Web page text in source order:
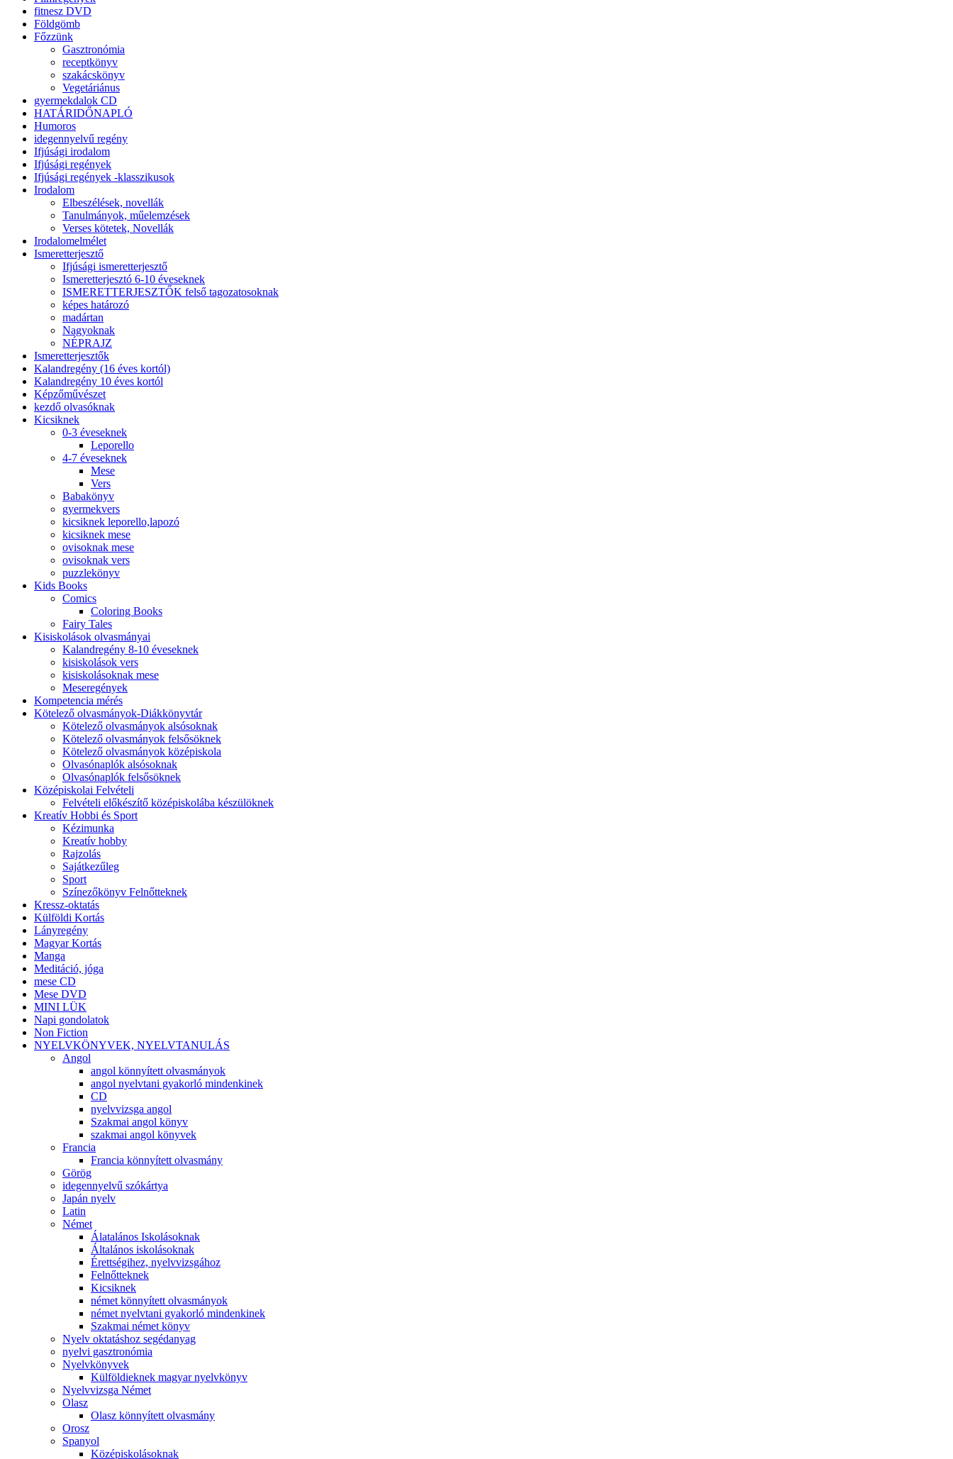
fitnesz DVD
Földgömb
Főzzünk
Gasztronómia
receptkönyv
szakácskönyv
Vegetáriánus
gyermekdalok CD
HATÁRIDŐNAPLÓ
Humoros
idegennyelvű regény
Ifjúsági irodalom
Ifjúsági regények
Ifjúsági regények -klasszikusok
Irodalom
Elbeszélések, novellák
Tanulmányok, műelemzések
Verses kötetek, Novellák
Irodalomelmélet
Ismeretterjesztő
Ifjúsági ismeretterjesztő
Ismeretterjesztó 6-10 éveseknek
ISMERETTERJESZTŐK felső tagozatosoknak
képes határozó
madártan
Nagyoknak
NÉPRAJZ
Ismeretterjesztők
Kalandregény (16 éves kortól)
Kalandregény 10 éves kortól
Képzőművészet
kezdő olvasóknak
Kicsiknek
0-3 éveseknek
Leporello
4-7 éveseknek
Mese
Vers
Babakönyv
gyermekvers
kicsiknek leporello,lapozó
kicsiknek mese
ovisoknak mese
ovisoknak vers
puzzlekönyv
Kids Books
Comics
Coloring Books
Fairy Tales
Kisiskolások olvasmányai
Kalandregény 8-10 éveseknek
kisiskolások vers
kisiskolásoknak mese
Meseregények
Kompetencia mérés
Kötelező olvasmányok-Diákkönyvtár
Kötelező olvasmányok alsósoknak
Kötelező olvasmányok felsősöknek
Kötelező olvasmányok középiskola
Olvasónaplók alsósoknak
Olvasónaplók felsősöknek
Középiskolai Felvételi
Felvételi előkészítő középiskolába készülöknek
Kreatív Hobbi és Sport
Kézimunka
Kreatív hobby
Rajzolás
Sajátkezűleg
Sport
Színezőkönyv Felnőtteknek
Kressz-oktatás
Külföldi Kortás
Lányregény
Magyar Kortás
Manga
Meditáció, jóga
mese CD
Mese DVD
MINI LÜK
Napi gondolatok
Non Fiction
NYELVKÖNYVEK, NYELVTANULÁS
Angol
angol könnyített olvasmányok
angol nyelvtani gyakorló mindenkinek
CD
nyelvvizsga angol
Szakmai angol könyv
szakmai angol könyvek
Francia
Francia könnyített olvasmány
Görög
idegennyelvű szókártya
Japán nyelv
Latin
Német
Álatalános Iskolásoknak
Általános iskolásoknak
Érettségihez, nyelvvizsgához
Felnőtteknek
Kicsiknek
német könnyített olvasmányok
német nyelvtani gyakorló mindenkinek
Szakmai német könyv
Nyelv oktatáshoz segédanyag
nyelvi gasztronómia
Nyelvkönyvek
Külföldieknek magyar nyelvkönyv
Nyelvvizsga Német
Olasz
Olasz könnyített olvasmány
Orosz
Spanyol
Középiskolásoknak